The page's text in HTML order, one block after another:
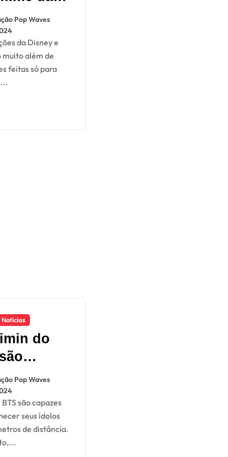
e Pixar
às
Pop Waves
muito além de
feitas só para
Notícias
do
saiba
Pop Waves
seus ídolos
de distância.